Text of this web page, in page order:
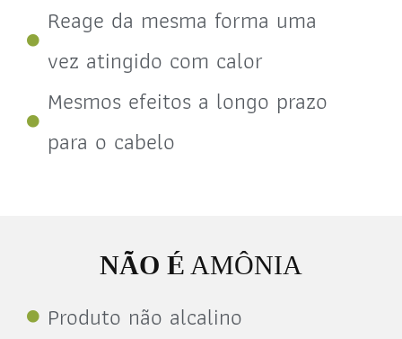
Reage da mesma forma uma
vez atingido com calor
Mesmos efeitos a longo prazo
para o cabelo
NÃO É AMÔNIA
Produto não alcalino